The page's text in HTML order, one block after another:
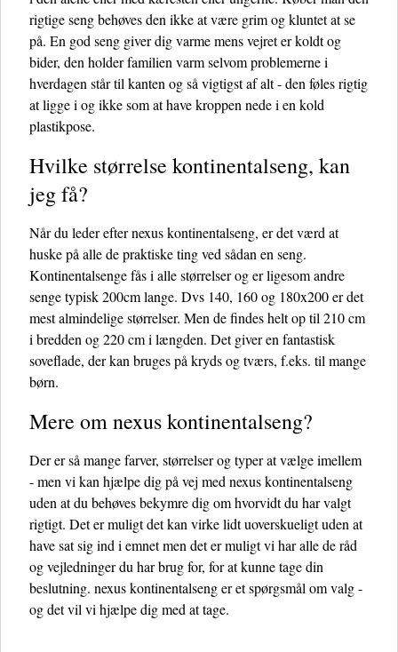
rigtige seng behøves den ikke at være grim og kluntet at se
på. En god seng giver dig varme mens vejret er koldt og
bider, den holder familien varm selvom problemerne i
hverdagen står til kanten og så vigtigst af alt - den føles rigtig
at ligge i og ikke som at have kroppen nede i en kold
plastikpose.
Hvilke størrelse kontinentalseng, kan
jeg få?
Når du leder efter nexus kontinentalseng, er det værd at
huske på alle de praktiske ting ved sådan en seng.
Kontinentalsenge fås i alle størrelser og er ligesom andre
senge typisk 200cm lange. Dvs 140, 160 og 180x200 er det
mest almindelige størrelser. Men de findes helt op til 210 cm
i bredden og 220 cm i længden. Det giver en fantastisk
soveflade, der kan bruges på kryds og tværs, f.eks. til mange
børn.
Mere om nexus kontinentalseng?
Der er så mange farver, størrelser og typer at vælge imellem
- men vi kan hjælpe dig på vej med nexus kontinentalseng
uden at du behøves bekymre dig om hvorvidt du har valgt
rigtigt. Det er muligt det kan virke lidt uoverskueligt uden at
have sat sig ind i emnet men det er muligt vi har alle de råd
og vejledninger du har brug for, for at kunne tage din
beslutning. nexus kontinentalseng er et spørgsmål om valg -
og det vil vi hjælpe dig med at tage.